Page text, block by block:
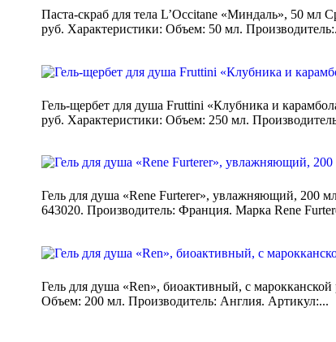
Паста-скраб для тела L’Occitane «Миндаль», 50 мл
руб. Характеристики: Объем: 50 мл.
Гель-щербет для душа Fruttini «Клубника и
руб. Характеристики: Объем: 250 мл.
Гель для душа «Rene Furterer», увлажняющий, 200
643020. Производитель: Франция. Марка Rene
Гель для душа «Ren», биоактивный, с
Объем: 200 мл. Производитель: Англия. Артикул:...